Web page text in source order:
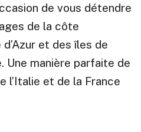
de vous détendre
de la côte
et des îles de
Une manière parfaite de
l’Italie et de la France